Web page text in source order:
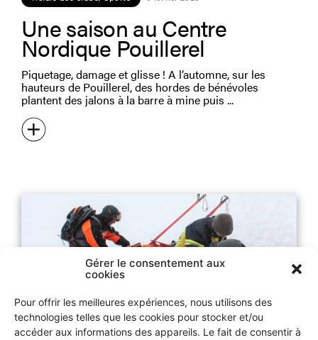
Gérer le consentement aux
cookies
Pour offrir les meilleures expériences, nous utilisons des
technologies telles que les cookies pour stocker et/ou
accéder aux informations des appareils. Le fait de consentir à
Une saison au Centre
Nordique Pouillerel
Piquetage, damage et glisse ! A l’automne, sur les
hauteurs de Pouillerel, des hordes de bénévoles
plantent des jalons à la barre à mine puis